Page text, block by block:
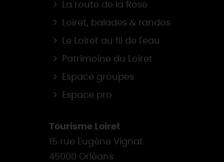
La route de la Rose
Loiret, balades & randos
Le Loiret au fil de l'eau
Patrimoine du Loiret
Espace groupes
Espace pro
Tourisme Loiret
15 rue Eugène Vignat
45000 Orléans